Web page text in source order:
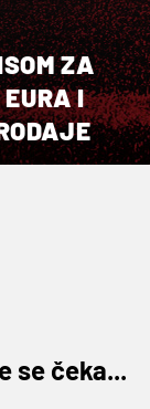
ZA
I
se čeka...